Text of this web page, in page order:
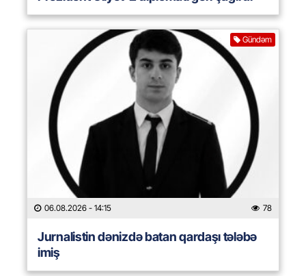
Gündəm
06.08.2026 - 14:15 78
Jurnalistin dənizdə batan qardaşı tələbə
imiş